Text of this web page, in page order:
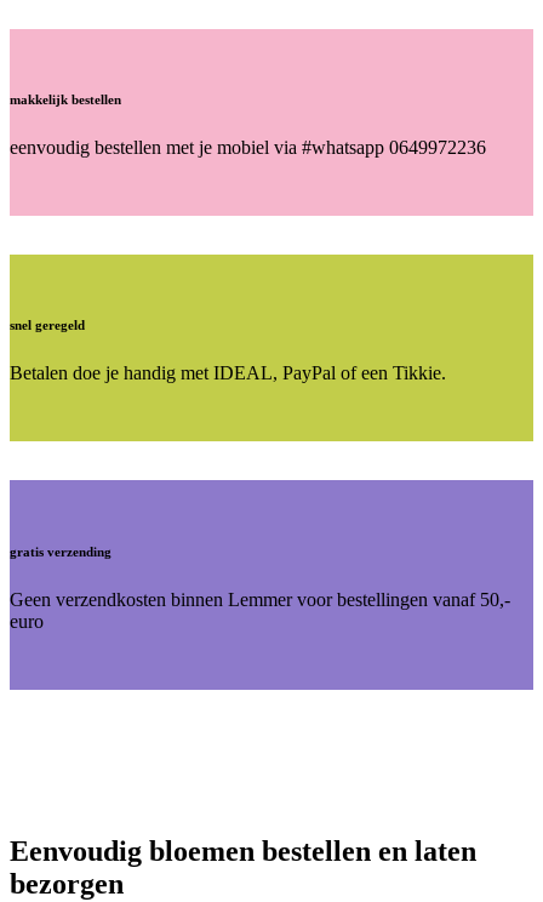
makkelijk bestellen
eenvoudig bestellen met je mobiel via #whatsapp 0649972236
snel geregeld
Betalen doe je handig met IDEAL, PayPal of een Tikkie.
gratis verzending
Geen verzendkosten binnen Lemmer voor bestellingen vanaf 50,-
euro
Eenvoudig bloemen bestellen en laten
bezorgen